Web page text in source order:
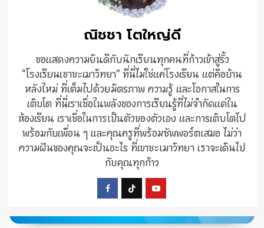
ณิชชา โตใหญ่ดี
ขอแสดงความยินดีกับนักเรียนทุกคนที่ก้าวเข้าสู่รั้ว
“โรงเรียนเขาชะเมาวิทยา” ที่นี่ไม่ใช่แค่โรงเรียน แต่คือบ้าน
หลังใหม่ ที่เต็มไปด้วยมิตรภาพ ความรู้ และโอกาสในการ
เติบโต ที่นี่เราเชื่อในพลังของการเรียนรู้ที่ไม่จำกัดแค่ใน
ห้องเรียน เราเชื่อในการเป็นตัวของตัวเอง และการเติบโตไป
พร้อมกับเพื่อน ๆ และคุณครูที่พร้อมซัพพอร์ตเสมอ ไม่ว่า
ความฝันของคุณจะเป็นอะไร ที่เขาชะเมาวิทยา เราจะเดินไป
กับคุณทุกก้าว